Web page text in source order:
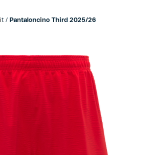
Stone
/ Pantaloncino Third 2025/26